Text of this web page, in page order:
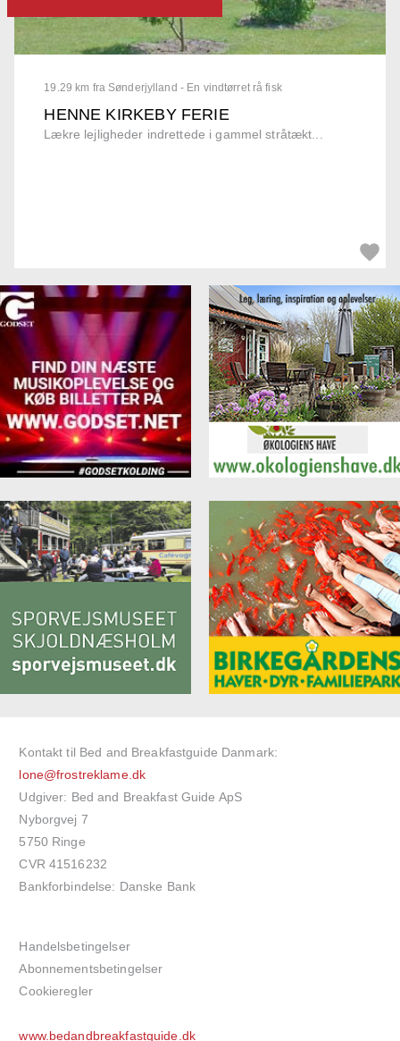
19.29 km fra Sønderjylland - En vindtørret rå fisk
HENNE KIRKEBY FERIE
Lækre lejligheder indrettede i gammel stråtækt...
Kontakt til Bed and Breakfastguide Danmark:
lone@frostreklame.dk
Udgiver: Bed and Breakfast Guide ApS
Nyborgvej 7
5750 Ringe
CVR 41516232
Bankforbindelse: Danske Bank
Handelsbetingelser
Abonnementsbetingelser
Cookieregler
www.bedandbreakfastguide.dk